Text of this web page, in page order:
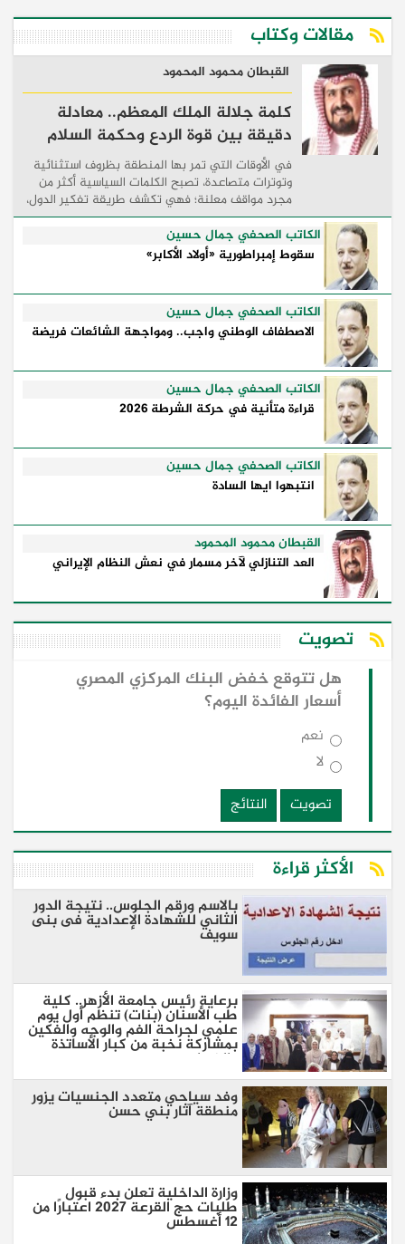
مقالات وكتاب
القبطان محمود المحمود
كلمة جلالة الملك المعظم.. معادلة
دقيقة بين قوة الردع وحكمة السلام
في الأوقات التي تمر بها المنطقة بظروف استثنائية
وتوترات متصاعدة، تصبح الكلمات السياسية أكثر من
مجرد مواقف معلنة؛ فهي تكشف طريقة تفكير الدول،
وكيفية إدارتها للأزمات، والحدود التي تفصل بين القوة
...
الكاتب الصحفي جمال حسين
سقوط إمبراطورية «أولاد الأكابر»
الكاتب الصحفي جمال حسين
الاصطفاف الوطني واجب.. ومواجهة الشائعات فريضة
الكاتب الصحفي جمال حسين
قراءة متأنية في حركة الشرطة 2026
الكاتب الصحفي جمال حسين
انتبهوا ايها السادة
القبطان محمود المحمود
العد التنازلي لآخر مسمار في نعش النظام الإيراني
تصويت
هل تتوقع خفض البنك المركزي المصري
أسعار الفائدة اليوم؟
نعم
لا
تصويت
النتائج
الأكثر قراءة
بالاسم ورقم الجلوس.. نتيجة الدور
الثاني للشهادة الإعدادية فى بنى
سويف
برعاية رئيس جامعة الأزهر.. كلية
طب الأسنان (بنات) تنظم أول يوم
علمي لجراحة الفم والوجه والفكين
بمشاركة نخبة من كبار الأساتذة
والخبراء
وفد سياحي متعدد الجنسيات يزور
منطقة آثار بني حسن
وزارة الداخلية تعلن بدء قبول
طلبات حج القرعة 2027 اعتبارًا من
12 أغسطس